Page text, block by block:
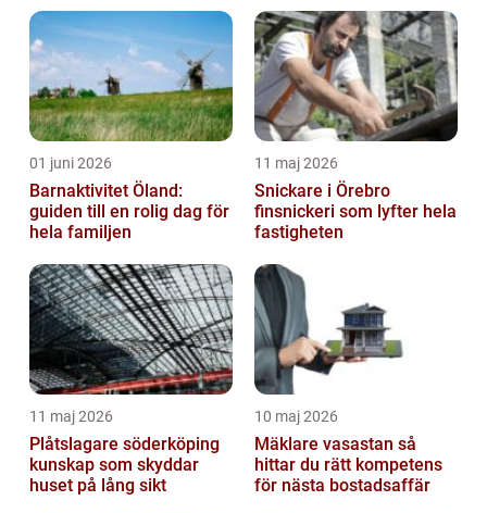
01 juni 2026
Barnaktivitet Öland:
guiden till en rolig dag för
hela familjen
11 maj 2026
Snickare i Örebro
finsnickeri som lyfter hela
fastigheten
11 maj 2026
Plåtslagare söderköping
kunskap som skyddar
huset på lång sikt
10 maj 2026
Mäklare vasastan så
hittar du rätt kompetens
för nästa bostadsaffär